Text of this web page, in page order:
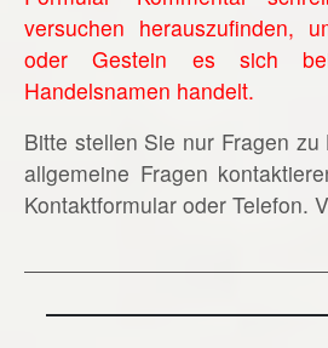
versuchen herauszufinden,
oder Gestein es sich
Handelsnamen handelt.
Bitte stellen Sie nur Fragen
allgemeine Fragen
Kontaktformular oder Telefon.